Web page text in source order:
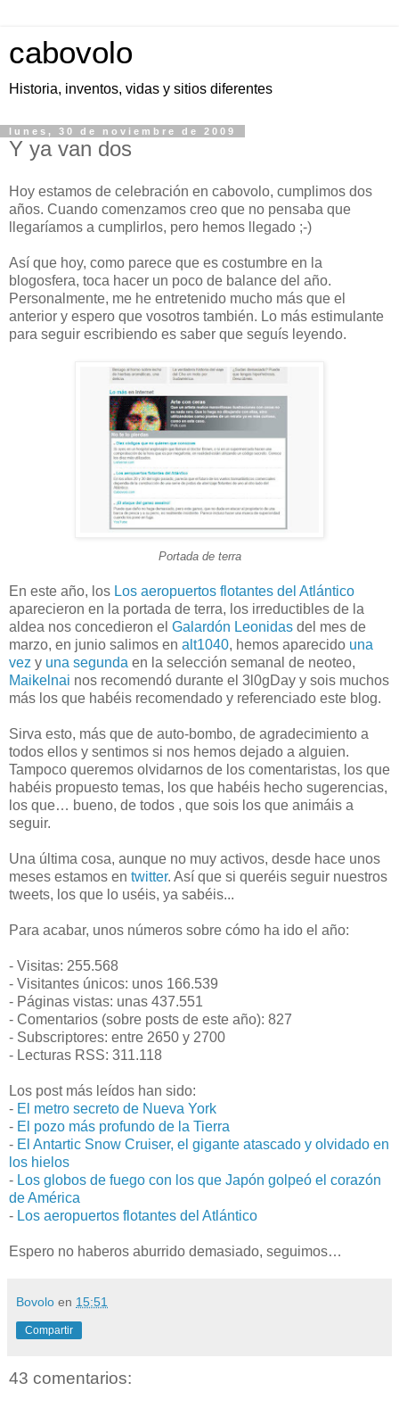
cabovolo
Historia, inventos, vidas y sitios diferentes
lunes, 30 de noviembre de 2009
Y ya van dos
Hoy estamos de celebración en cabovolo, cumplimos dos
años. Cuando comenzamos creo que no pensaba que
llegaríamos a cumplirlos, pero hemos llegado ;-)
Así que hoy, como parece que es costumbre en la
blogosfera, toca hacer un poco de balance del año.
Personalmente, me he entretenido mucho más que el
anterior y espero que vosotros también. Lo más estimulante
para seguir escribiendo es saber que seguís leyendo.
Portada de terra
En este año, los Los aeropuertos flotantes del Atlántico
aparecieron en la portada de terra, los irreductibles de la
aldea nos concedieron el Galardón Leonidas del mes de
marzo, en junio salimos en alt1040, hemos aparecido una
vez y una segunda en la selección semanal de neoteo,
Maikelnai nos recomendó durante el 3l0gDay y sois muchos
más los que habéis recomendado y referenciado este blog.
Sirva esto, más que de auto-bombo, de agradecimiento a
todos ellos y sentimos si nos hemos dejado a alguien.
Tampoco queremos olvidarnos de los comentaristas, los que
habéis propuesto temas, los que habéis hecho sugerencias,
los que… bueno, de todos , que sois los que animáis a
seguir.
Una última cosa, aunque no muy activos, desde hace unos
meses estamos en twitter. Así que si queréis seguir nuestros
tweets, los que lo uséis, ya sabéis...
Para acabar, unos números sobre cómo ha ido el año:
- Visitas: 255.568
- Visitantes únicos: unos 166.539
- Páginas vistas: unas 437.551
- Comentarios (sobre posts de este año): 827
- Subscriptores: entre 2650 y 2700
- Lecturas RSS: 311.118
Los post más leídos han sido:
- El metro secreto de Nueva York
- El pozo más profundo de la Tierra
- El Antartic Snow Cruiser, el gigante atascado y olvidado en
los hielos
- Los globos de fuego con los que Japón golpeó el corazón
de América
- Los aeropuertos flotantes del Atlántico
Espero no haberos aburrido demasiado, seguimos…
Bovolo en 15:51
Compartir
43 comentarios: